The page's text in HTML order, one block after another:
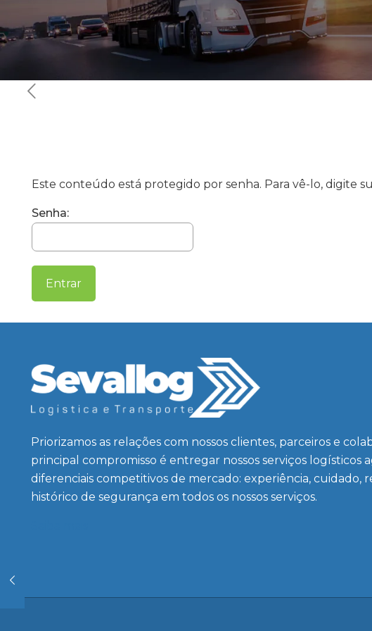
Este conteúdo está protegido por senha. Para vê-lo, digite
Senha:
Priorizamos as relações com nossos clientes, parceiros e
principal compromisso é entregar nossos serviços logísticos
diferenciais competitivos de mercado: experiência, cuidado,
histórico de segurança em todos os nossos serviços.